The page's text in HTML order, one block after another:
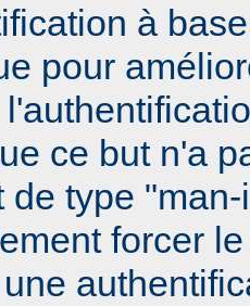
à
pour
ce but n'a
de type
forcer